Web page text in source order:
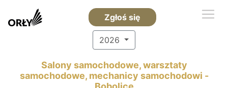
Zgłoś się
2026
Salony samochodowe, warsztaty
samochodowe, mechanicy samochodowi -